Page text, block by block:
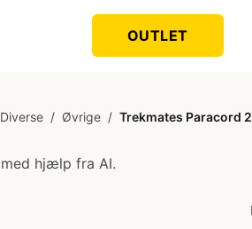
OUTLET
Diverse / Øvrige / Trekmates Paracord
hjælp fra AI.